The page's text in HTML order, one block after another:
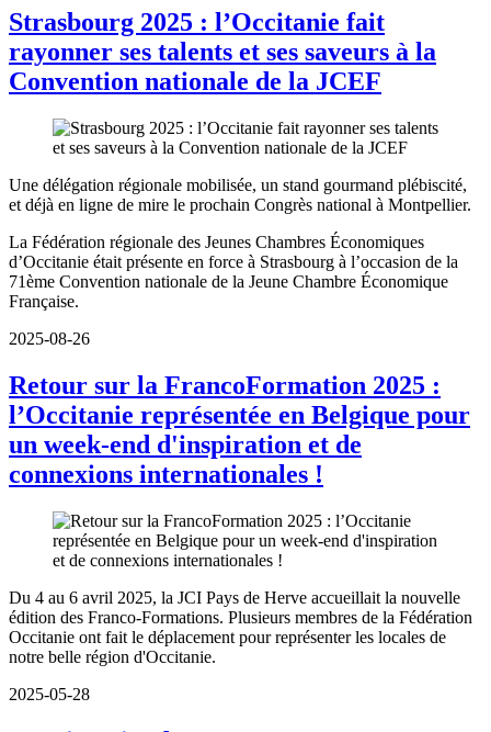
Strasbourg 2025 : l’Occitanie fait
rayonner ses talents et ses saveurs à la
Convention nationale de la JCEF
Une délégation régionale mobilisée, un stand gourmand plébiscité,
et déjà en ligne de mire le prochain Congrès national à Montpellier.
La Fédération régionale des Jeunes Chambres Économiques
d’Occitanie était présente en force à Strasbourg à l’occasion de la
71ème Convention nationale de la Jeune Chambre Économique
Française.
2025-08-26
Retour sur la FrancoFormation 2025 :
l’Occitanie représentée en Belgique pour
un week-end d'inspiration et de
connexions internationales !
Du 4 au 6 avril 2025, la JCI Pays de Herve accueillait la nouvelle
édition des Franco-Formations. Plusieurs membres de la Fédération
Occitanie ont fait le déplacement pour représenter les locales de
notre belle région d'Occitanie.
2025-05-28